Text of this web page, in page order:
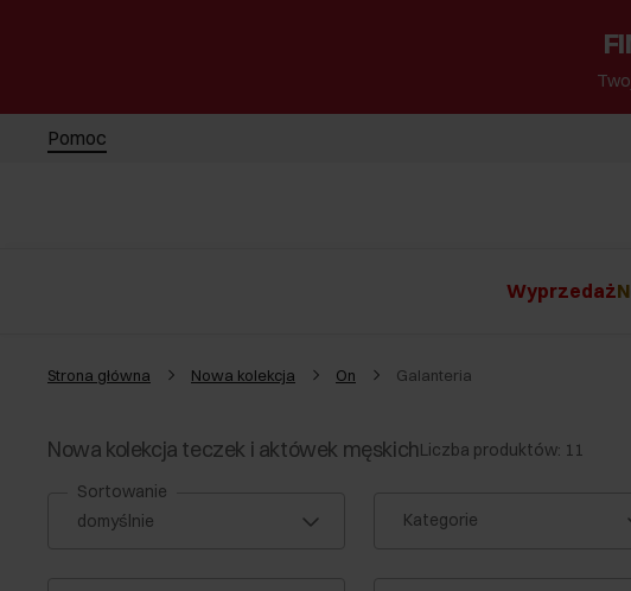
Pomoc
Wyprzedaż
Strona główna Nowa kolekcja On Galanteria
Nowa kolekcja teczek i aktówek męskichLiczba produktów: 11
Sortowanie
Kategorie